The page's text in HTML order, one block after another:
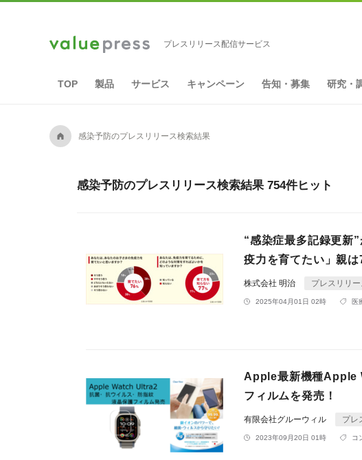
プレスリリース配信サービス
TOP 製品 サービス キャンペーン 告知・募集 研究・
A 感染予防のプレスリリース検索結果
感染予防のプレスリリース検索結果 754件ヒット
“感染症最多記録更新
疫力を育てたい」親
株式会社 明治 プレスリリー
2025年04月01日 02時 医
Apple最新機種Apple
フィルムを発売！
有限会社グルーウィル プレ
2023年09月20日 01時 コ